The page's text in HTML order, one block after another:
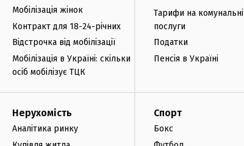
Мобілізація жінок
Контракт для 18-24-річних
Відстрочка від мобілізації
Мобілізація в Україні: скільки
осіб мобілізує ТЦК
Тарифи на комунальні
послуги
Податки
Пенсія в Україні
Нерухомість
Аналітика ринку
Спорт
Бокс